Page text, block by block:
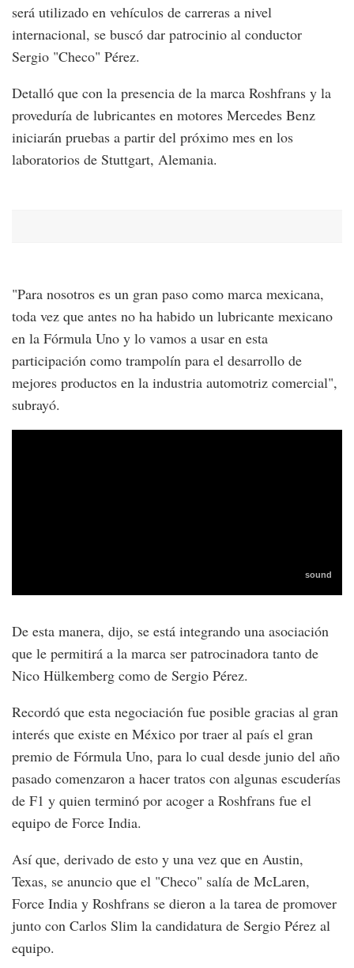
será utilizado en vehículos de carreras a nivel
internacional, se buscó dar patrocinio al conductor
Sergio "Checo" Pérez.
Detalló que con la presencia de la marca Roshfrans y la
proveduría de lubricantes en motores Mercedes Benz
iniciarán pruebas a partir del próximo mes en los
laboratorios de Stuttgart, Alemania.
"Para nosotros es un gran paso como marca mexicana,
toda vez que antes no ha habido un lubricante mexicano
en la Fórmula Uno y lo vamos a usar en esta
participación como trampolín para el desarrollo de
mejores productos en la industria automotriz comercial",
subrayó.
De esta manera, dijo, se está integrando una asociación
que le permitirá a la marca ser patrocinadora tanto de
Nico Hülkemberg como de Sergio Pérez.
Recordó que esta negociación fue posible gracias al gran
interés que existe en México por traer al país el gran
premio de Fórmula Uno, para lo cual desde junio del año
pasado comenzaron a hacer tratos con algunas escuderías
de F1 y quien terminó por acoger a Roshfrans fue el
equipo de Force India.
Así que, derivado de esto y una vez que en Austin,
Texas, se anuncio que el "Checo" salía de McLaren,
Force India y Roshfrans se dieron a la tarea de promover
junto con Carlos Slim la candidatura de Sergio Pérez al
equipo.